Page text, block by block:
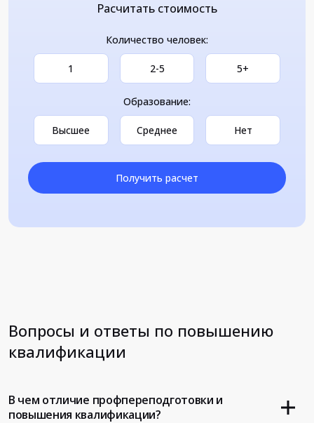
Расчитать стоимость
Количество человек:
1 2-5 5+
Образование:
Высшее Среднее Нет
Получить расчет
Вопросы и ответы по повышению
квалификации
В чем отличие профпереподготовки и
повышения квалификации?